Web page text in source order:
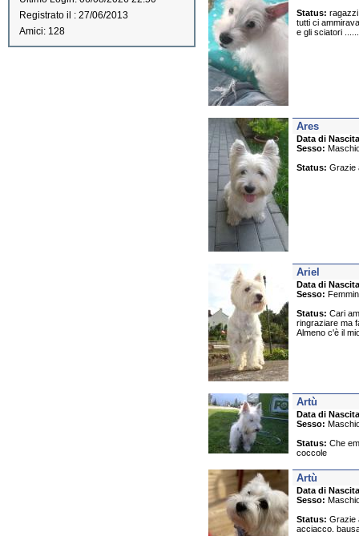
Registrato il : 27/06/2013
Amici: 128
Status:
tutti ci
e gli sciatori
Ares
Data di
Sesso:
Status: Grazie
Ariel
Data di
Sesso:
Status: Cari
ringraziare ma
Almeno c'è il
Artù
Data di
Sesso:
Status: Che
coccole
Artù
Data di
Sesso:
Status: Grazie
acciacco.